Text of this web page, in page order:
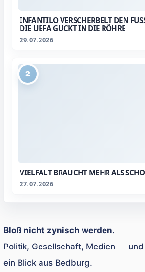
INFANTILO VERSCHERBELT DEN
IE UEFA GUCKT IN DIE RÖHRE
29.07.2026
2
VIELFALT BRAUCHT MEHR ALS
27.07.2026
Bloß nicht zynisch werden.
Politik, Gesellschaft, Medien —
ein Blick aus Bedburg.